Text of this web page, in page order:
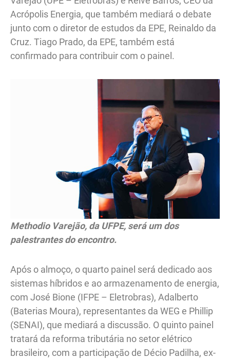
Acrópolis Energia, que também mediará o debate
junto com o diretor de estudos da EPE, Reinaldo da
Cruz. Tiago Prado, da EPE, também está
confirmado para contribuir com o painel.
Methodio Varejão, da UFPE, será um dos
palestrantes do encontro.
Após o almoço, o quarto painel será dedicado aos
sistemas híbridos e ao armazenamento de energia,
com José Bione (IFPE – Eletrobras), Adalberto
(Baterias Moura), representantes da WEG e Phillip
(SENAI), que mediará a discussão. O quinto painel
tratará da reforma tributária no setor elétrico
brasileiro, com a participação de Décio Padilha, ex-